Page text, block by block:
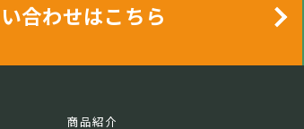
合わせはこちら
商品紹介